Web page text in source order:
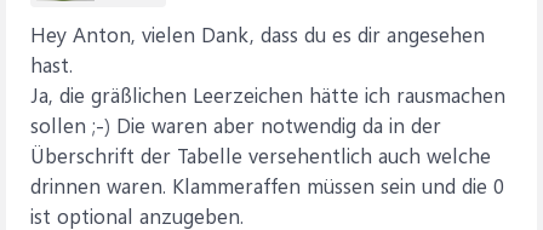
Hey Anton, vielen Dank, dass du es dir angesehen
hast.
Ja, die gräßlichen Leerzeichen hätte ich rausmachen
sollen ;-) Die waren aber notwendig da in der
Überschrift der Tabelle versehentlich auch welche
drinnen waren. Klammeraffen müssen sein und die 0
ist optional anzugeben.